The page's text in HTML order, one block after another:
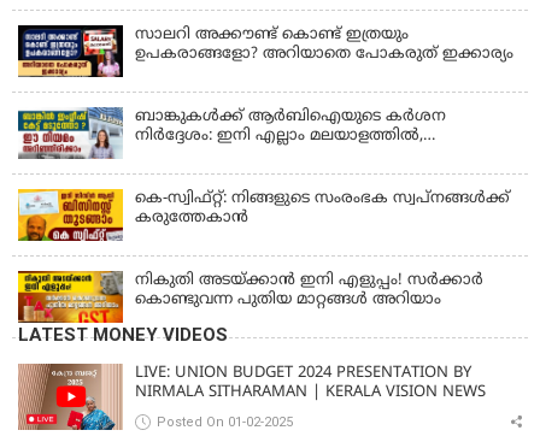
സാലറി അക്കൗണ്ട് കൊണ്ട് ഇത്രയും
ഉപകരാങ്ങളോ? അറിയാതെ പോകരുത് ഇക്കാര്യം
ബാങ്കുകൾക്ക് ആർബിഐയുടെ കർശന
നിർദ്ദേശം: ഇനി എല്ലാം മലയാളത്തിൽ,
കെ-സ്വിഫ്റ്റ്: നിങ്ങളുടെ സംരംഭക സ്വപ്നങ്ങൾക്ക്
കരുത്തേകാൻ
നികുതി അടയ്ക്കാൻ ഇനി എളുപ്പം! സർക്കാർ
കൊണ്ടുവന്ന പുതിയ മാറ്റങ്ങൾ അറിയാം
LATEST MONEY VIDEOS
LIVE: UNION BUDGET 2024 PRESENTATION BY
NIRMALA SITHARAMAN | KERALA VISION NEWS
Posted On 01-02-2025